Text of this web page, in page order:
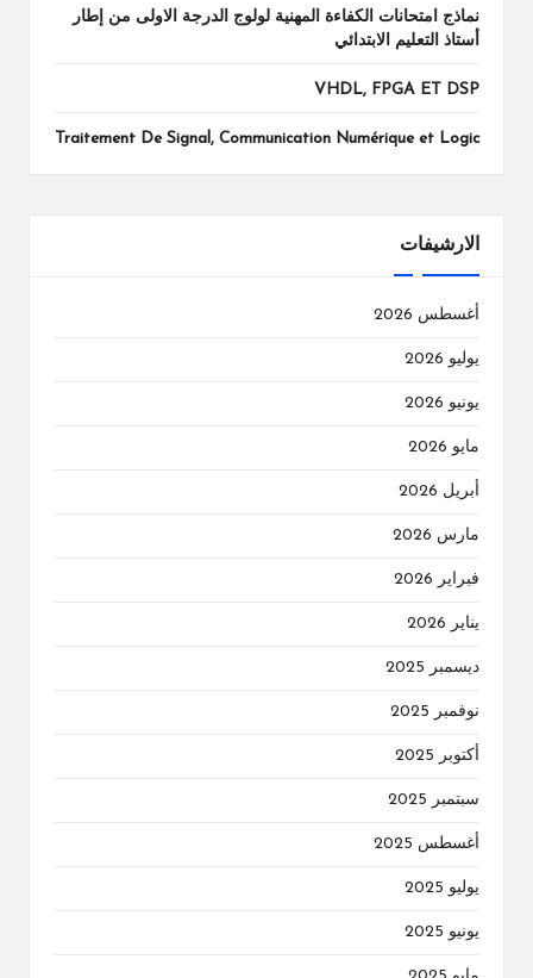
نماذج امتحانات الكفاءة المهنية لولوج الدرجة الاولى من إطار
أستاذ التعليم الابتدائي
VHDL, FPGA ET DSP
Traitement De Signal, Communication Numérique et Logic
الارشيفات
أغسطس 2026
يوليو 2026
يونيو 2026
مايو 2026
أبريل 2026
مارس 2026
فبراير 2026
يناير 2026
ديسمبر 2025
نوفمبر 2025
أكتوبر 2025
سبتمبر 2025
أغسطس 2025
يوليو 2025
يونيو 2025